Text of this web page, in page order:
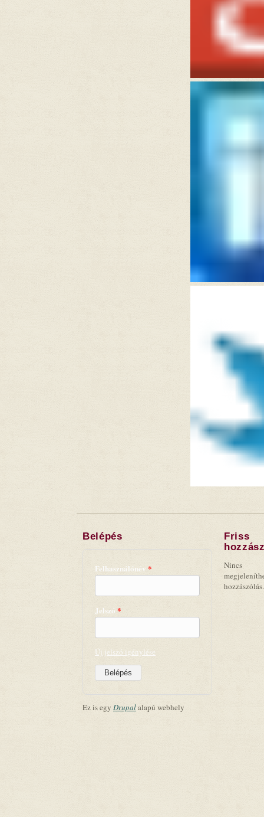
Belépés
Felhasználónév *
Jelszó *
Új jelszó igénylése
Friss
Nincs
hozzászólás.
Ez is egy Drupalalapú webhely